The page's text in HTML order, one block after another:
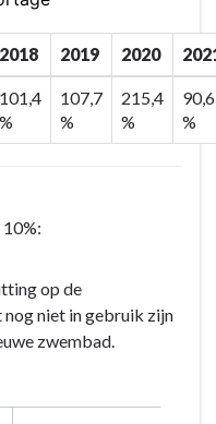
2018 2019 2020
101,4
%
107,7
%
215,4
%
90,6
%
op de
nog niet in gebruik zijn
zwembad.